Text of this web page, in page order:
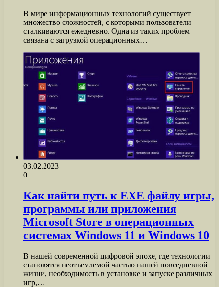
В мире информационных технологий существует
множество сложностей, с которыми пользователи
сталкиваются ежедневно. Одна из таких проблем
связана с загрузкой операционных…
03.02.2023
0
Как найти путь к EXE файлу игры,
программы или приложения
Microsoft Store в операционных
системах Windows 11 и Windows 10
В нашей современной цифровой эпохе, где технологии
становятся неотъемлемой частью нашей повседневной
жизни, необходимость в установке и запуске различных
игр,…